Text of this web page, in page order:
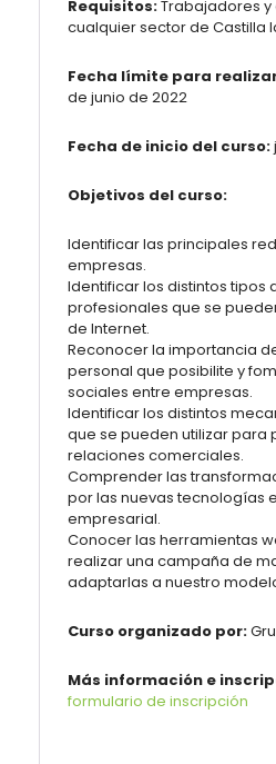
Requisitos:Trabajadores
cualquier sector de Castilla
Fecha límite para
de junio de 2022
Fecha de inicio del curso:
Objetivos del curso:
Identificar las principales
empresas.
Identificar los distintos tipos
profesionales que se
de Internet.
Reconocer la importancia
personal que posibilite y
sociales entre empresas.
Identificar los distintos
que se pueden utilizar para
relaciones comerciales.
Comprender las
por las nuevas tecnologías
empresarial.
Conocer las herramientas
realizar una campaña de
adaptarlas a nuestro
Curso organizado por:
Más información e
formulario de inscripción